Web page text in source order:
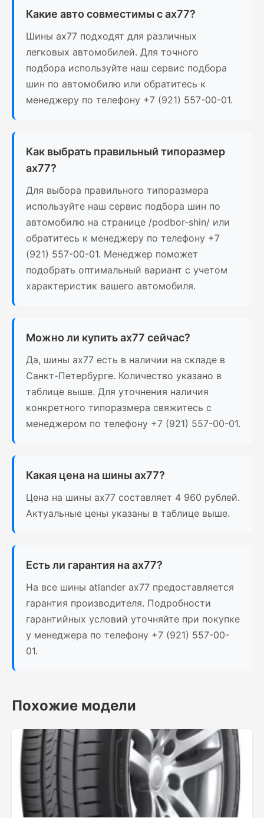
Какие авто совместимы с ax77?
Шины ax77 подходят для различных
легковых автомобилей. Для точного
подбора используйте наш сервис подбора
шин по автомобилю или обратитесь к
менеджеру по телефону +7 (921) 557-00-01.
Как выбрать правильный типоразмер
ax77?
Для выбора правильного типоразмера
используйте наш сервис подбора шин по
автомобилю на странице /podbor-shin/ или
обратитесь к менеджеру по телефону +7
(921) 557-00-01. Менеджер поможет
подобрать оптимальный вариант с учетом
характеристик вашего автомобиля.
Можно ли купить ax77 сейчас?
Да, шины ax77 есть в наличии на складе в
Санкт-Петербурге. Количество указано в
таблице выше. Для уточнения наличия
конкретного типоразмера свяжитесь с
менеджером по телефону +7 (921) 557-00-01.
Какая цена на шины ax77?
Цена на шины ax77 составляет 4 960 рублей.
Актуальные цены указаны в таблице выше.
Есть ли гарантия на ax77?
На все шины atlander ax77 предоставляется
гарантия производителя. Подробности
гарантийных условий уточняйте при покупке
у менеджера по телефону +7 (921) 557-00-
01.
Похожие модели